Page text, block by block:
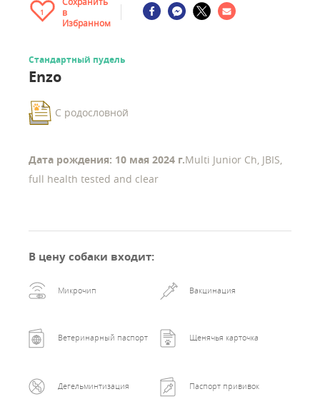
1
в
Избранном
Стандартный пудель
Enzo
С родословной
Дата рождения: 10 мая 2024 г.Multi Junior Ch, JBIS,
full health tested and clear
В цену собаки входит:
Микрочип Вакцинация
Ветеринарный паспорт Щенячья карточка
Дегельминтизация Паспорт прививок